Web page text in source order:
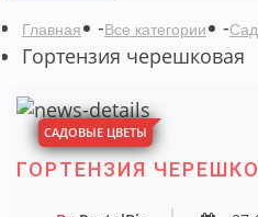
Главная -Все категории -
Гортензия черешковая
САДОВЫЕ ЦВЕТЫ
ГОРТЕНЗИЯ